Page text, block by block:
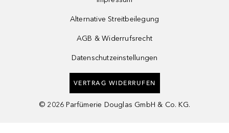
Alternative Streitbeilegung
AGB & Widerrufsrecht
Datenschutzeinstellungen
VERTRAG WIDERRUFEN
© 2026 Parfümerie Douglas GmbH & Co. KG.